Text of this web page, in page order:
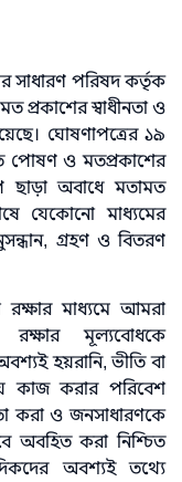
সাধারণ পরিষদ কর্তৃক
প্রকাশের স্বাধীনতা ও
ঘোষণাপত্রের ১৯
পোষণ ও মতপ্রকাশের
ছাড়া অবাধে মতামত
যেকোনো মাধ্যমের
গ্রহণ ও বিতরণ
রক্ষার মাধ্যমে আমরা
রক্ষার মূল্যবোধকে
হয়রানি, ভীতি বা
কাজ করার পরিবেশ
করা ও জনসাধারণকে
অবহিত করা নিশ্চিত
অবশ্যই তথ্যে